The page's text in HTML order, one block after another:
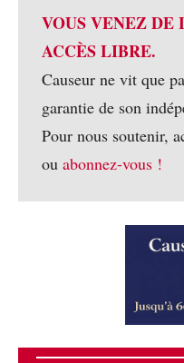
VOUS VENEZ
ACCÈS LIBRE.
Causeur ne vit que
garantie de son
Pour nous soutenir,
ou abonnez-vous !